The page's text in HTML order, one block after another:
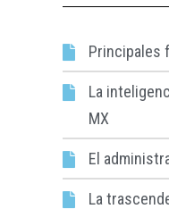
Principales
La
MX
El
La